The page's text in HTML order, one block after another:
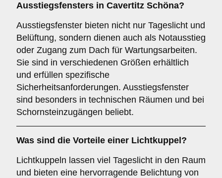
Ausstiegsfensters in Cavertitz Schöna?
Ausstiegsfenster bieten nicht nur Tageslicht und
Belüftung, sondern dienen auch als Notausstieg
oder Zugang zum Dach für Wartungsarbeiten.
Sie sind in verschiedenen Größen erhältlich
und erfüllen spezifische
Sicherheitsanforderungen. Ausstiegsfenster
sind besonders in technischen Räumen und bei
Schornsteinzugängen beliebt.
Was sind die Vorteile einer Lichtkuppel ?
Lichtkuppeln lassen viel Tageslicht in den Raum
und bieten eine hervorragende Belichtung von